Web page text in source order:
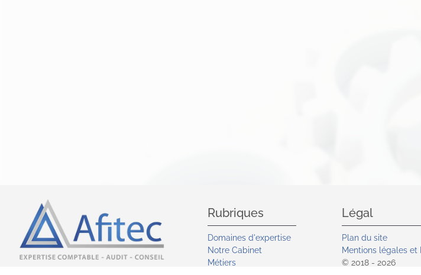
Rubriques
Domaines d'expertise
Notre Cabinet
Métiers
Légal
Plan du site
Mentions légales et
© 2018 - 2026